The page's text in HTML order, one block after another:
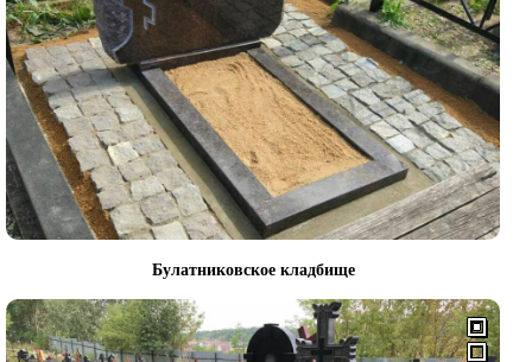
Булатниковское кладбище